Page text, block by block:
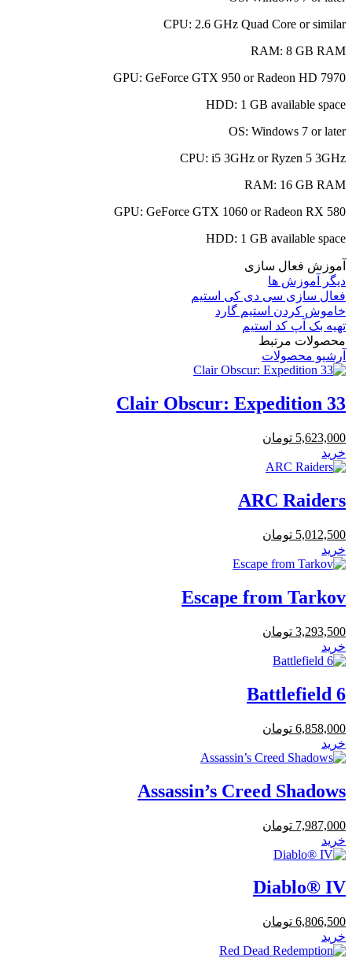
CPU: 2.6 GHz Quad Core or similar
RAM: 8 GB RAM
GPU: GeForce GTX 950 or Radeon HD 7970
HDD: 1 GB available space
OS: Windows 7 or later
CPU: i5 3GHz or Ryzen 5 3GHz
RAM: 16 GB RAM
GPU: GeForce GTX 1060 or Radeon RX 580
HDD: 1 GB available space
آموزش فعال سازی
دیگر آموزش ها
فعال سازی سی دی کی استیم
خاموش کردن استیم گارد
تهیه بک آپ کد استیم
محصولات مرتبط
آرشیو محصولات
Clair Obscur: Expedition 33
5,623,000 تومان
خرید
ARC Raiders
5,012,500 تومان
خرید
Escape from Tarkov
3,293,500 تومان
خرید
Battlefield 6
6,858,000 تومان
خرید
Assassin’s Creed Shadows
7,987,000 تومان
خرید
Diablo® IV
6,806,500 تومان
خرید